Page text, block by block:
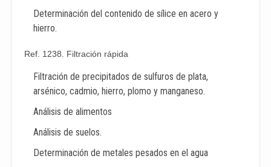
Determinación del contenido de sílice en acero y
hierro.
Ref. 1238. Filtración rápida
Filtración de precipitados de sulfuros de plata,
arsénico, cadmio, hierro, plomo y manganeso.
Análisis de alimentos
Análisis de suelos.
Determinación de metales pesados en el agua